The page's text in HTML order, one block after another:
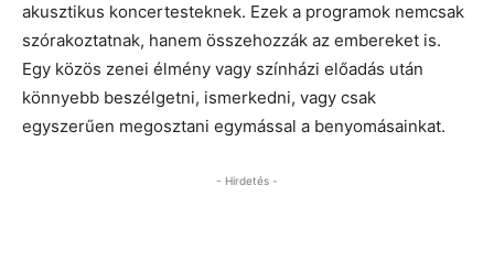
akusztikus koncertesteknek. Ezek a programok nemcsak
szórakoztatnak, hanem összehozzák az embereket is.
Egy közös zenei élmény vagy színházi előadás után
könnyebb beszélgetni, ismerkedni, vagy csak
egyszerűen megosztani egymással a benyomásainkat.
- Hirdetés -